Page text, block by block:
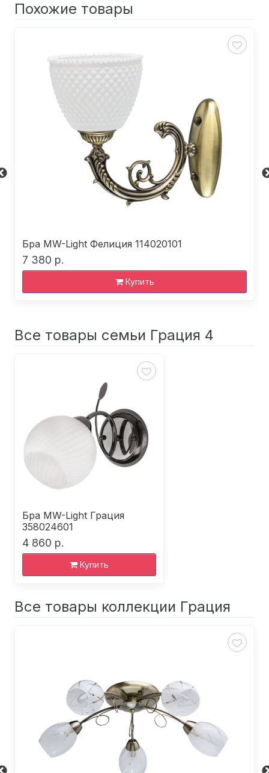
Похожие товары
Бра MW-Light Фелиция 114020101
7 380 р.
Купить
Все товары семьи Грация 4
Бра MW-Light Грация
358024601
4 860 р.
Купить
Все товары коллекции Грация